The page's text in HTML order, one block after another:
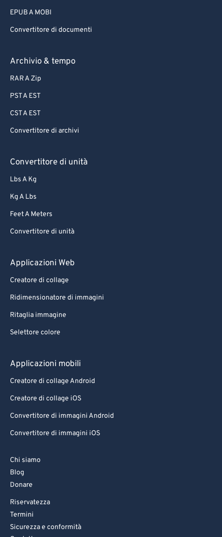
EPUB A MOBI
Convertitore di documenti
Archivio & tempo
RAR A Zip
PST A EST
CST A EST
Convertitore di archivi
Convertitore di unità
Lbs A Kg
Kg A Lbs
Feet A Meters
Convertitore di unità
Applicazioni Web
Creatore di collage
Ridimensionatore di immagini
Ritaglia immagine
Selettore colore
Applicazioni mobili
Creatore di collage Android
Creatore di collage iOS
Convertitore di immagini Android
Convertitore di immagini iOS
Chi siamo
Blog
Donare
Riservatezza
Termini
Sicurezza e conformità